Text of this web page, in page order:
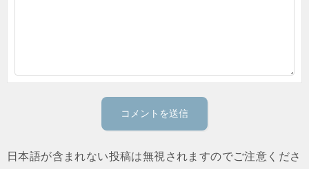
日本語が含まれない投稿は無視されますのでご注意くださ